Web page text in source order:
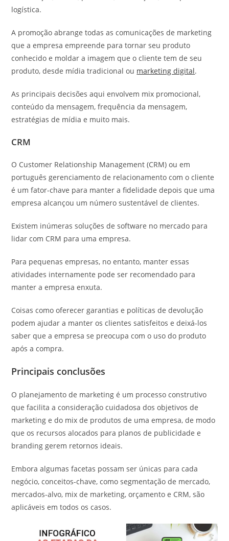
logística.
A promoção abrange todas as comunicações de marketing
que a empresa empreende para tornar seu produto
conhecido e moldar a imagem que o cliente tem de seu
produto, desde mídia tradicional ou marketing digital.
As principais decisões aqui envolvem mix promocional,
conteúdo da mensagem, frequência da mensagem,
estratégias de mídia e muito mais.
CRM
O Customer Relationship Management (CRM) ou em
português gerenciamento de relacionamento com o cliente
é um fator-chave para manter a fidelidade depois que uma
empresa alcançou um número sustentável de clientes.
Existem inúmeras soluções de software no mercado para
lidar com CRM para uma empresa.
Para pequenas empresas, no entanto, manter essas
atividades internamente pode ser recomendado para
manter a empresa enxuta.
Coisas como oferecer garantias e políticas de devolução
podem ajudar a manter os clientes satisfeitos e deixá-los
saber que a empresa se preocupa com o uso do produto
após a compra.
Principais conclusões
O planejamento de marketing é um processo construtivo
que facilita a consideração cuidadosa dos objetivos de
marketing e do mix de produtos de uma empresa, de modo
que os recursos alocados para planos de publicidade e
branding gerem retornos ideais.
Embora algumas facetas possam ser únicas para cada
negócio, conceitos-chave, como segmentação de mercado,
mercados-alvo, mix de marketing, orçamento e CRM, são
aplicáveis ​​em todos os casos.